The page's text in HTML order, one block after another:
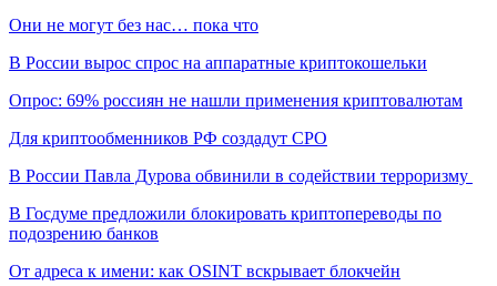
Они не могут без нас… пока что
В России вырос спрос на аппаратные криптокошельки
Опрос: 69% россиян не нашли применения криптовалютам
Для криптообменников РФ создадут СРО
В России Павла Дурова обвинили в содействии терроризму
В Госдуме предложили блокировать криптопереводы по
подозрению банков
От адреса к имени: как OSINT вскрывает блокчейн